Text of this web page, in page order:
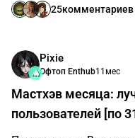
25комментариев
Pixie
Офтоп Enthub11мес
Мастхэв месяца:
пользователей [по